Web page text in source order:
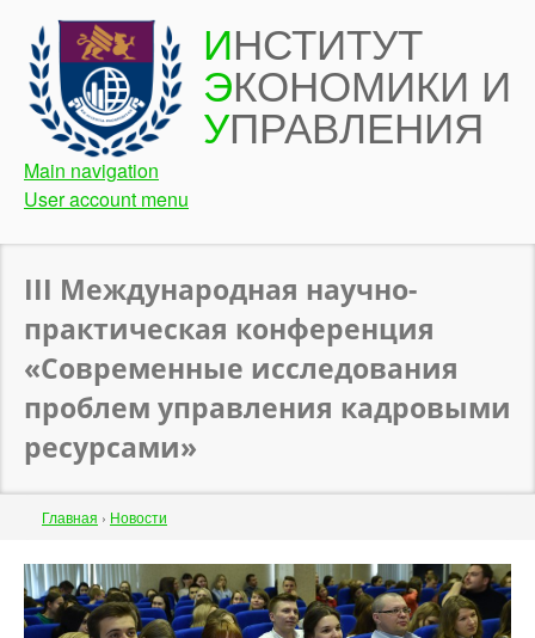
Перейти
основному
содержанию
ИНСТИТУТ
ЭКОНОМИКИ И
УПРАВЛЕНИЯ
Main navigation
User account menu
III Международная научно-
практическая конференция
«Современные исследования
проблем управления кадровыми
ресурсами»
Строка
навигации
Главная › Новости
Back
to